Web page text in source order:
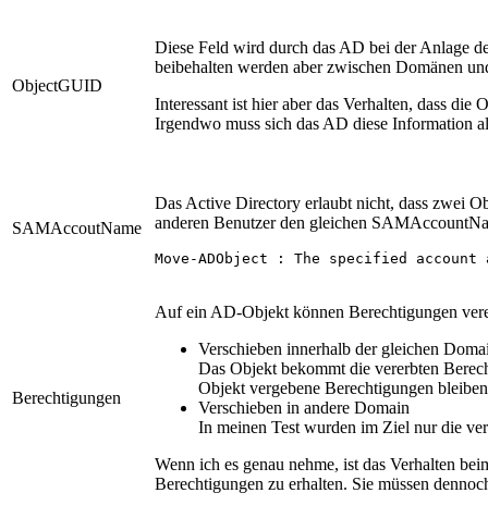
ObjectGUID
Diese Feld wird durch das AD bei der Anlage
beibehalten werden aber zwischen Domänen
Interessant ist hier aber das Verhalten, dass
Irgendwo muss sich das AD diese Information
SAMAccoutName
Das Active Directory erlaubt nicht, dass zwei
anderen Benutzer den gleichen
Move-ADObject : The specified
Berechtigungen
Auf ein AD-Objekt können Berechtigungen
Verschieben innerhalb der gleichen
Das Objekt bekommt die vererbten
Objekt vergebene Berechtigungen
Verschieben in andere Domain
In meinen Test wurden im Ziel nur die
Wenn ich es genau nehme, ist das Verhalten
Berechtigungen zu erhalten. Sie müssen